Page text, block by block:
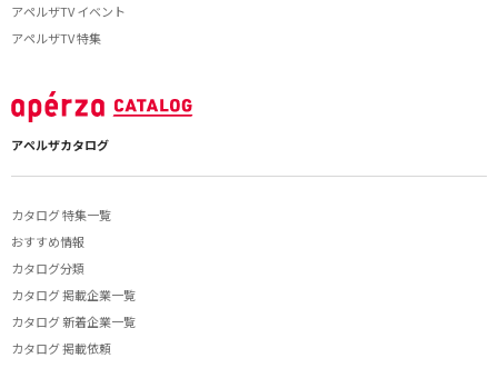
アペルザTV イベント
アペルザTV 特集
アペルザカタログ
カタログ 特集一覧
おすすめ情報
カタログ分類
カタログ 掲載企業一覧
カタログ 新着企業一覧
カタログ 掲載依頼